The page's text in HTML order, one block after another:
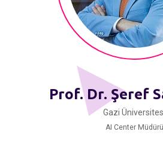
Prof. Dr. Şeref
Gazi
AI Center Müdürü